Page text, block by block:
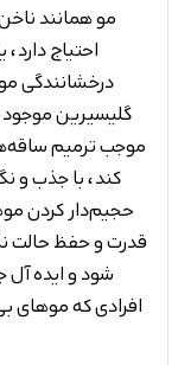
مو همانند
احتیاج
درخشانندگی
گلیسیرین
موجب ترمیم
کند، با جذب و
حجیم‌دار کردن
قدرت و حفظ حالت
شود و ایده
افرادی که موهای